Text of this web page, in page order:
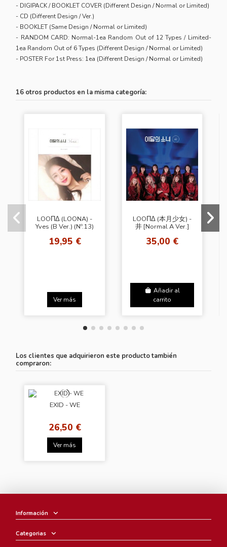
- DIGIPACK / BOOKLET COVER (Different Design / Normal or Limited)
- CD (Different Design / Ver.)
- BOOKLET (Same Design / Normal or Limited)
- RANDOM CARD: Normal-1ea Random Out of 12 Types / Limited-
1ea Random Out of 6 Types (Different Design / Normal or Limited)
- POSTER For 1st Press: 1ea (Different Design / Normal or Limited)
16 otros productos en la misma categoría:
LOOΠΔ (LOONA) -
Yves (B Ver.) (Nº.13)
19,95 €
Ver más
LOOΠΔ (本月少女) -
井 [Normal A Ver.]
35,00 €
Añadir al
carrito
Los clientes que adquirieron este producto también
compraron:
EXID - WE
26,50 €
Ver más
Información
Categorias